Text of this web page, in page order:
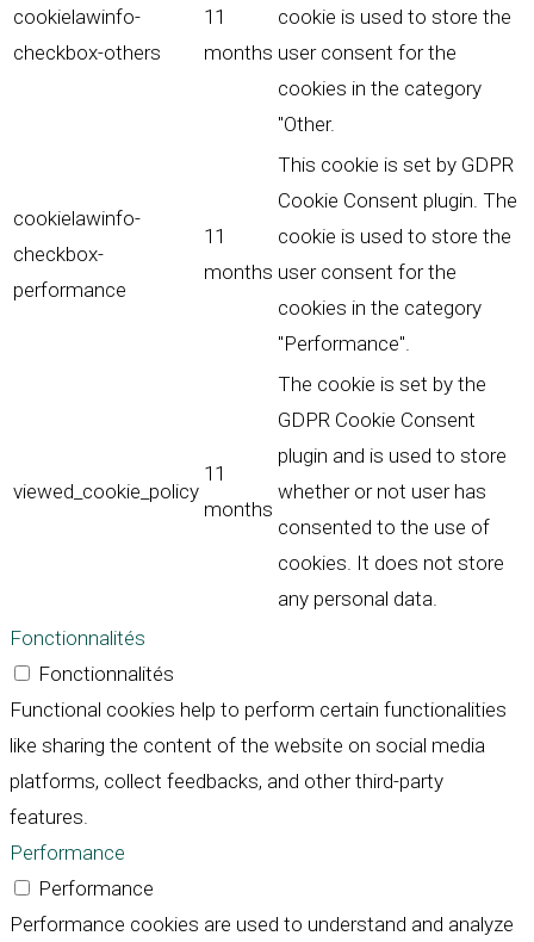
cookielawinfo-
checkbox-others
11
months
cookie is used to store the
user consent for the
cookies in the category
"Other.
cookielawinfo-
checkbox-
performance
11
months
This cookie is set by GDPR
Cookie Consent plugin. The
cookie is used to store the
user consent for the
cookies in the category
"Performance".
viewed_cookie_policy
11
months
The cookie is set by the
GDPR Cookie Consent
plugin and is used to store
whether or not user has
consented to the use of
cookies. It does not store
any personal data.
Fonctionnalités
Fonctionnalités
Functional cookies help to perform certain functionalities
like sharing the content of the website on social media
platforms, collect feedbacks, and other third-party
features.
Performance
Performance
Performance cookies are used to understand and analyze